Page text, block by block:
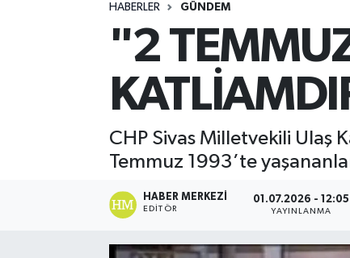
HABERLER GÜNDEM
"2
CHP Sivas Milletvekili Ulaş
Temmuz 1993’te
HABER MERKEZI
EDITÖR
01.07.2026 - 12:05
YAYINLANMA
Süper Lig Puan Durumu ve Fikstür
Tüm Manşetler
Son Dakika Haberleri
Haber Arşivi